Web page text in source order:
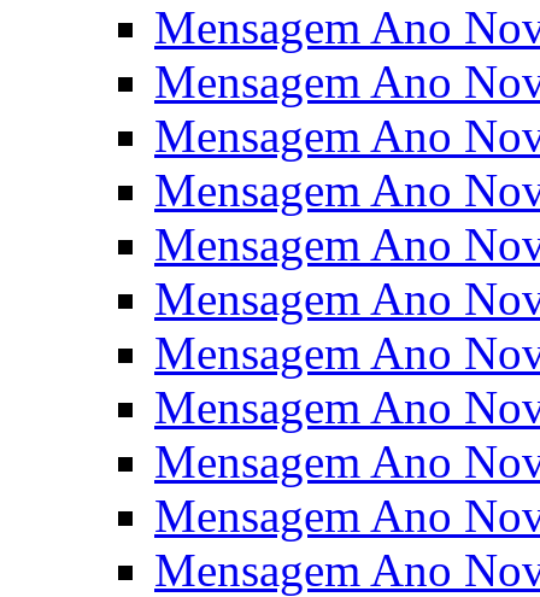
Mensagem Ano
Mensagem Ano
Mensagem Ano
Mensagem Ano
Mensagem Ano
Mensagem Ano
Mensagem Ano
Mensagem Ano
Mensagem Ano
Mensagem Ano
Mensagem Ano